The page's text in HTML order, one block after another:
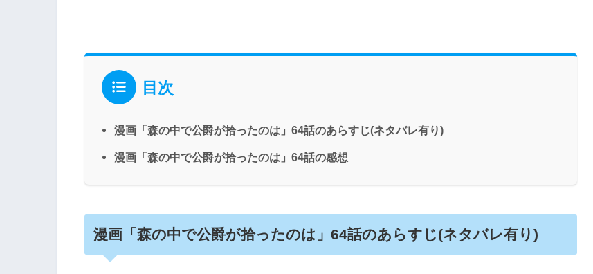
目次
漫画「森の中で公爵が拾ったのは」64話のあらすじ(ネタバレ有り)
漫画「森の中で公爵が拾ったのは」64話の感想
漫画「森の中で公爵が拾ったのは」64話のあらすじ(ネタバレ有り)